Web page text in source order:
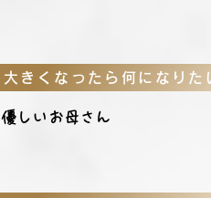
大きくなったら何になりた
優しいお母さん